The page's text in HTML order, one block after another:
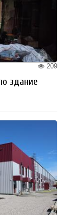
209
здание